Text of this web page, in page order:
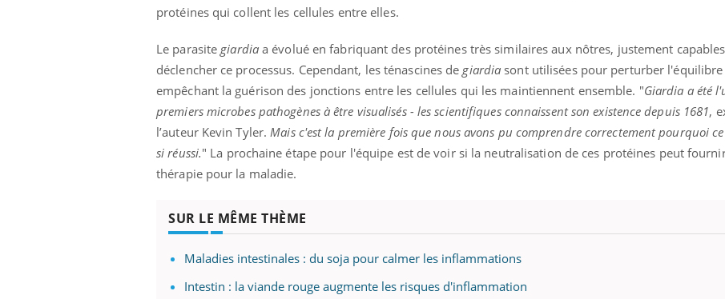
protéines qui collent les cellules entre elles.
Le parasitegiardiaa évolué en fabriquant des protéines très similaires aux nôtres, justement
déclencher ce processus. Cependant, les ténascines degiardia sont utilisées pour perturber l'équilibre
empêchant la guérison des jonctions entre les cellules qui les maintiennent ensemble. "Giardia a été
premiers microbes pathogènes à être visualisés - les scientifiques connaissent son existence depuis 1681,
l’auteur Kevin Tyler. Mais c'est la première fois que nous avons pu comprendre correctement pourquoi
si réussi." La prochaine étape pour l'équipe est de voir si la neutralisation de ces protéines peut
thérapie pour la maladie.
SUR LE MÊME THÈME
Maladies intestinales : du soja pour calmer les inflammations
Intestin : la viande rouge augmente les risques d'inflammation